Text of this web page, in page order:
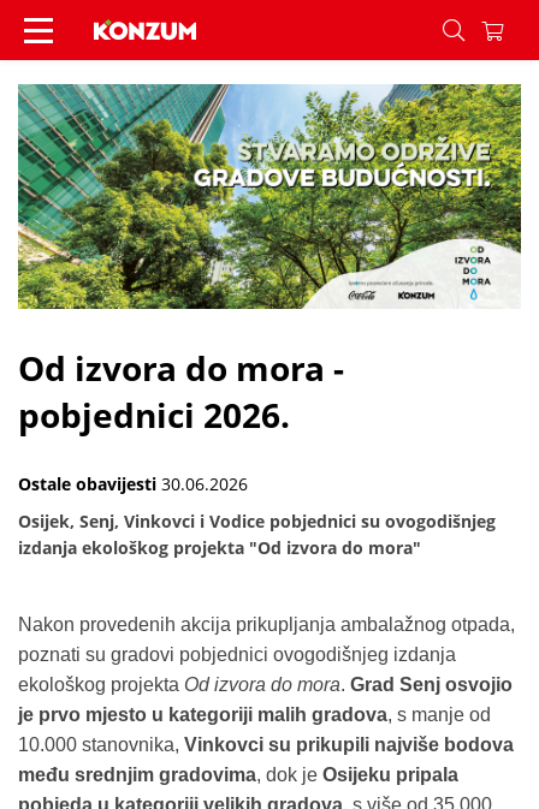
Od izvora do mora - pobjednici 2026. - Vijesti -
Od izvora do mora -
pobjednici 2026.
Ostale obavijesti 30.06.2026
Osijek, Senj, Vinkovci i Vodice pobjednici su ovogodišnjeg
izdanja ekološkog projekta "Od izvora do mora"
Nakon provedenih akcija prikupljanja ambalažnog otpada,
poznati su gradovi pobjednici ovogodišnjeg izdanja
ekološkog projekta Od izvora do mora. Grad Senj osvojio
je prvo mjesto u kategoriji malih gradova, s manje od
10.000 stanovnika, Vinkovci su prikupili najviše bodova
među srednjim gradovima, dok je Osijeku pripala